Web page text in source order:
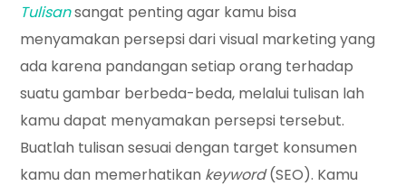
Tulisansangat penting agar kamu bisa
menyamakan persepsi dari visual marketing yang
ada karena pandangan setiap orang terhadap
suatu gambar berbeda-beda, melalui tulisan lah
kamu dapat menyamakan persepsi tersebut.
Buatlah tulisan sesuai dengan target konsumen
kamu dan memerhatikan keyword(SEO). Kamu